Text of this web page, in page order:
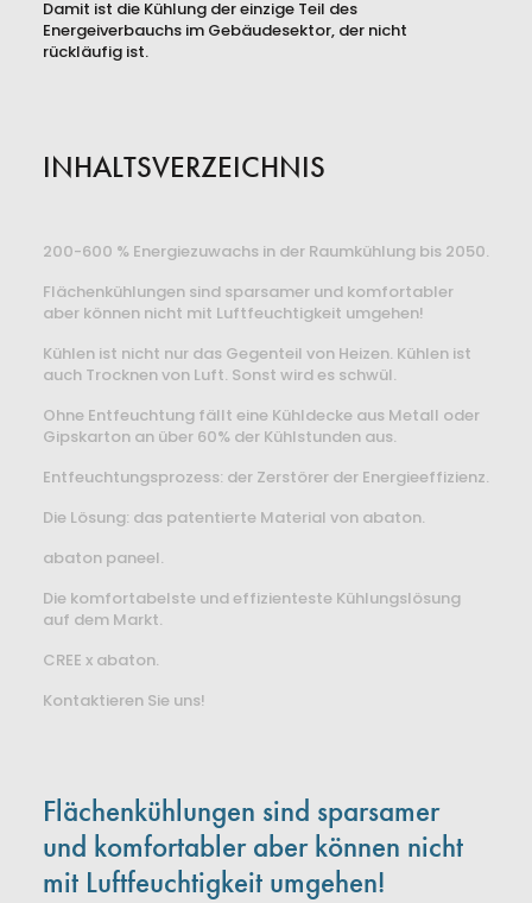
Damit ist die Kühlung der einzige Teil des
Energeiverbauchs im Gebäudesektor, der nicht
rückläufig ist.
INHALTSVERZEICHNIS
200-600 % Energiezuwachs in der Raumkühlung bis 2050.
Flächenkühlungen sind sparsamer und komfortabler
aber können nicht mit Luftfeuchtigkeit umgehen!
Kühlen ist nicht nur das Gegenteil von Heizen. Kühlen ist
auch Trocknen von Luft. Sonst wird es schwül.
Ohne Entfeuchtung fällt eine Kühldecke aus Metall oder
Gipskarton an über 60% der Kühlstunden aus.
Entfeuchtungsprozess: der Zerstörer der Energieeffizienz.
Die Lösung: das patentierte Material von abaton.
abaton paneel.
Die komfortabelste und effizienteste Kühlungslösung
auf dem Markt.
CREE x abaton.
Kontaktieren Sie uns!
Flächenkühlungen sind sparsamer
und komfortabler aber können nicht
mit Luftfeuchtigkeit umgehen!